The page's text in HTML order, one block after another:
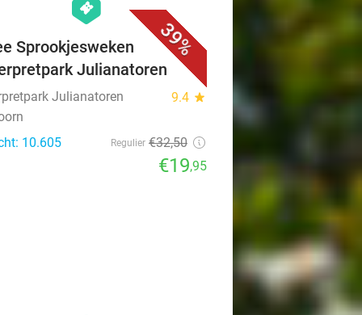
39%
hexagon
events
Sprookjesweken
Julianatoren
Julianatoren 9.4 star
10.605
Regulier €32,50
€19,95